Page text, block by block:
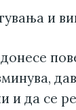
и
донесе
и да се